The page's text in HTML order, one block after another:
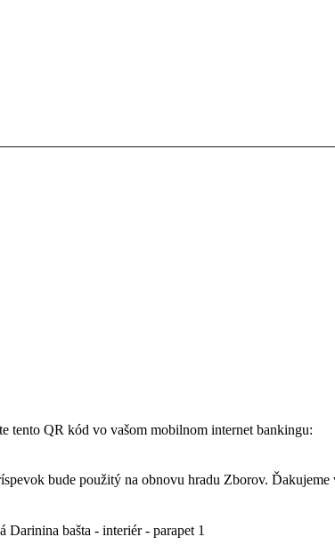
tento QR kód vo vašom mobilnom internet bankingu:
bude použitý na obnovu hradu Zborov. Ďakujeme
Darinina bašta - interiér - parapet 1